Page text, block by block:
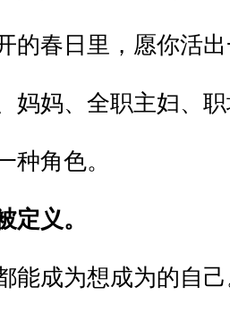
春日里，愿你活出
妈、全职主妇、
角色。
定义。
成为想成为的自己